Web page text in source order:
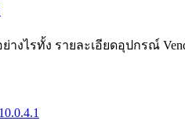
ไรทั้ง รายละเอียดอุปกรณ์